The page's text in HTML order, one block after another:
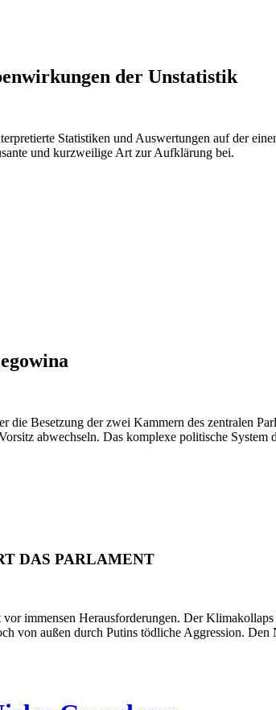
der Unstatistik
Statistiken und Auswertungen auf der
und kurzweilige Art zur Aufklärung bei.
Besetzung der zwei Kammern des zentralen
abwechseln. Das komplexe politische
DAS PARLAMENT
immensen Herausforderungen. Der
von außen durch Putins tödliche Aggression.